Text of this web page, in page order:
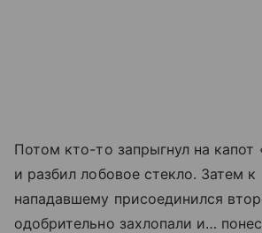
Потом кто-то запрыгнул на капот
и разбил лобовое стекло. Затем к
нападавшему присоединился
одобрительно захлопали и…